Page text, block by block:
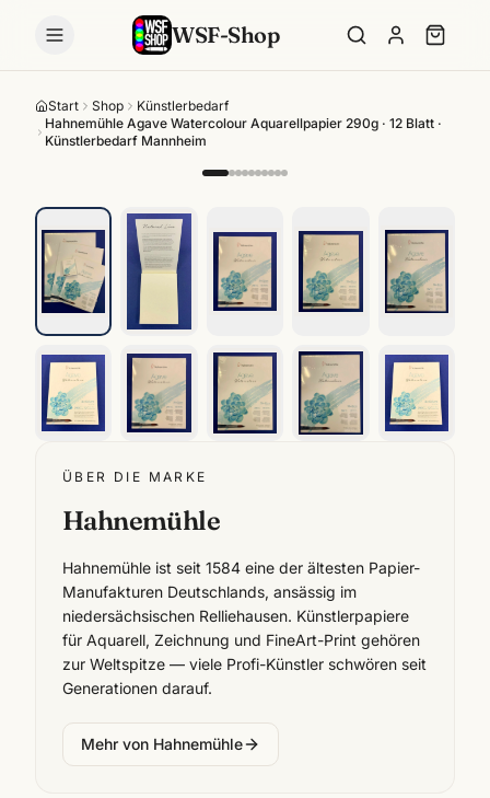
WSF-Shop
Start Shop
Künstlerbedarf
Hahnemühle Agave Watercolour Aquarellpapier 290g · 12 Blatt ·
Künstlerbedarf Mannheim
ÜBER DIE MARKE
Hahnemühle
Hahnemühle ist seit 1584 eine der ältesten Papier-
Manufakturen Deutschlands, ansässig im
niedersächsischen Relliehausen. Künstlerpapiere
für Aquarell, Zeichnung und FineArt-Print gehören
zur Weltspitze — viele Profi-Künstler schwören seit
Generationen darauf.
Mehr von Hahnemühle